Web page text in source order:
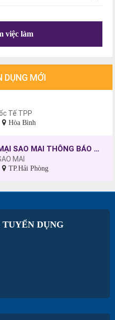
việc làm
DỤNG MỚI
Tế TPP
Hòa Bình
CÔNG TY TNHH THƯƠNG MẠI SAO MAI THÔNG BÁO TUYỂN DỤNG CÔNG NHÂN MAY, CHƯA CÓ TAY NGHỀ SẼ ĐƯỢC ĐÀO TẠO.
MAI
TP.Hải Phòng
DỤNG